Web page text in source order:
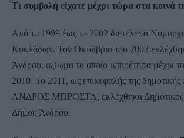
Τι συμβολή είχατε μέχρι τώρα στα κοινά
Από το 1999 έως το 2002 διετέλεσα
Κυκλάδων. Τον Οκτώβριο του 2002
Άνδρου, αξίωμα το οποίο υπηρέτησα μέχρι
2010. Το 2011, ως επικεφαλής της δημοτικής
ΑΝΔΡΟΣ ΜΠΡΟΣΤΑ, εκλέχθηκα Δημοτικός
Δήμου Άνδρου.